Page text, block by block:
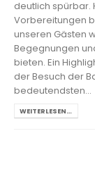
deutlich spürbar.
Vorbereitungen
unseren Gästen
Begegnungen
bieten. Ein
der Besuch der
bedeutendsten...
WEITERLESEN…